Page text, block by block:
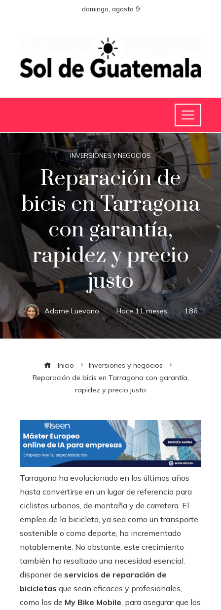
domingo, agosto 9
INVERSIONES Y NEGOCIOS
Reparación de
bicis en Tarragona
con garantía,
rapidez y precio
justo
Adame Luevano Hace 11 meses 186
Inicio
Inversiones y negocios
Reparación de bicis en Tarragona con garantía,
rapidez y precio justo
Tarragona ha evolucionado en los últimos años
hasta convertirse en un lugar de referencia para
ciclistas urbanos, de montaña y de carretera. El
empleo de la bicicleta, ya sea como un transporte
sostenible o como deporte, ha incrementado
notablemente. No obstante, este crecimiento
también ha resaltado una necesidad esencial:
disponer de servicios de reparación de
bicicletas que sean eficaces y profesionales,
como los de My Bike Mobile , para asegurar que los